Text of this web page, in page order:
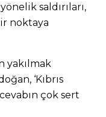
saldırıları,
noktaya
yakılmak
‘Kıbrıs
çok sert